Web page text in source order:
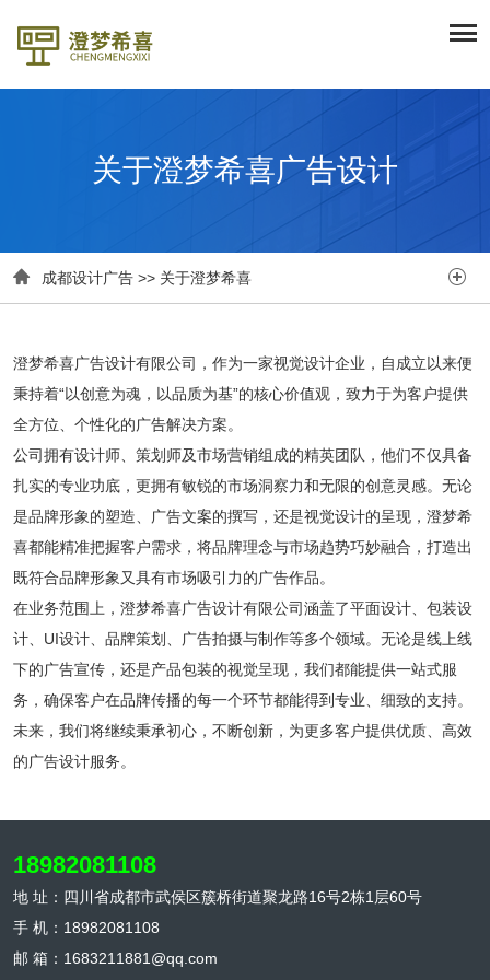
关于澄梦希喜广告设计
 成都设计广告 >> 关于澄梦希喜 
澄梦希喜广告设计有限公司，作为一家视觉设计企业，自成立以来便
秉持着“以创意为魂，以品质为基”的核心价值观，致力于为客户提供
全方位、个性化的广告解决方案。
公司拥有设计师、策划师及市场营销组成的精英团队，他们不仅具备
扎实的专业功底，更拥有敏锐的市场洞察力和无限的创意灵感。无论
是品牌形象的塑造、广告文案的撰写，还是视觉设计的呈现，澄梦希
喜都能精准把握客户需求，将品牌理念与市场趋势巧妙融合，打造出
既符合品牌形象又具有市场吸引力的广告作品。
在业务范围上，澄梦希喜广告设计有限公司涵盖了平面设计、包装设
计、UI设计、品牌策划、广告拍摄与制作等多个领域。无论是线上线
下的广告宣传，还是产品包装的视觉呈现，我们都能提供一站式服
务，确保客户在品牌传播的每一个环节都能得到专业、细致的支持。
未来，我们将继续秉承初心，不断创新，为更多客户提供优质、高效
的广告设计服务。
18982081108
地 址：四川省成都市武侯区簇桥街道聚龙路16号2栋1层60号
手 机：18982081108
邮 箱：1683211881@qq.com